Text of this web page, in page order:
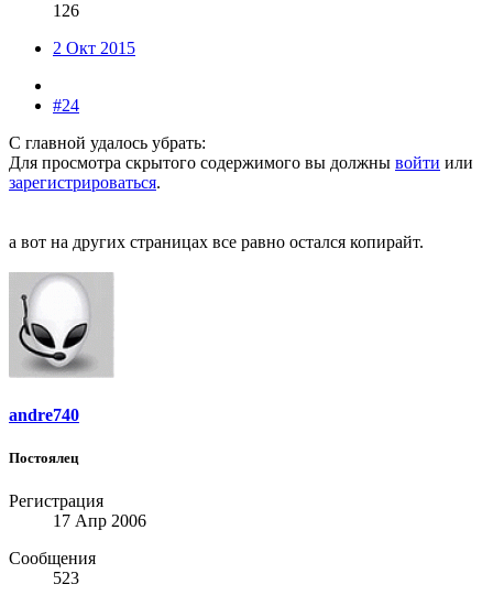
126
2 Окт 2015
#24
С главной удалось убрать:
Для просмотра скрытого содержимого вы должны войти или
зарегистрироваться.
а вот на других страницах все равно остался копирайт.
andre740
Постоялец
Регистрация
17 Апр 2006
Сообщения
523